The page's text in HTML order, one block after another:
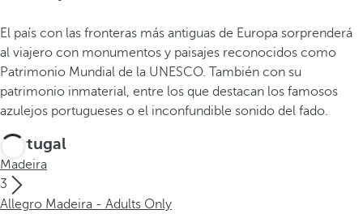
El país con las fronteras más antiguas de Europa sorprenderá
al viajero con monumentos y paisajes reconocidos como
Patrimonio Mundial de la UNESCO. También con su
patrimonio inmaterial, entre los que destacan los famosos
azulejos portugueses o el inconfundible sonido del fado.
Portugal
Madeira
3
Allegro Madeira - Adults Only